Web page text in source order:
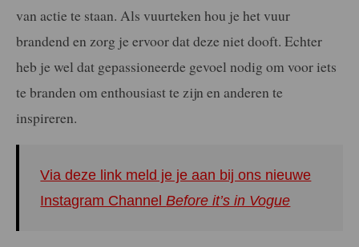
van actie te staan. Als vuurteken hou je het vuur
brandend en zorg je ervoor dat deze niet dooft. Echter
heb je wel dat gepassioneerde gevoel nodig om voor iets
te branden om enthousiast te zijn en anderen te
inspireren.
Via deze link meld je je aan bij ons nieuwe
Instagram Channel Before it’s in Vogue